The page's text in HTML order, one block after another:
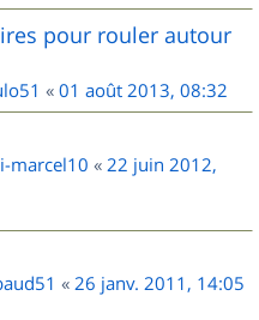
pour rouler autour
« 01 août 2013, 08:32
marcel10 « 22 juin 2012,
« 26 janv. 2011, 14:05